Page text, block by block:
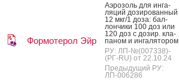
Формотерол Эйр
А­эро­золь для ин­га­
ляций до­зиро­ван­ный
12 мкг/1 до­за: бал­
лончи­ки 100 доз или
120 доз с до­зир. кла­
паном и ин­га­лято­ром
РУ: ЛП-№(007338)-
(РГ-RU) от 22.10.24
Предыдущий РУ:
ЛП-006286